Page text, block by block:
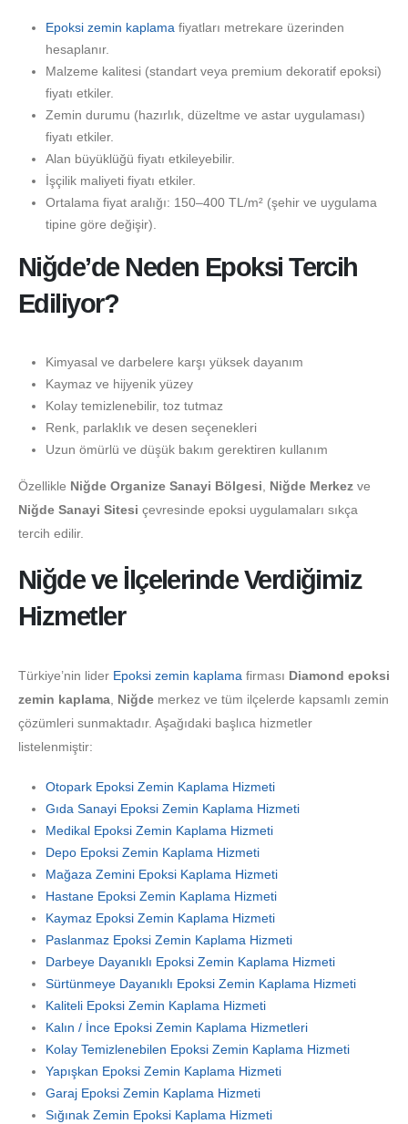
Epoksi zemin kaplama fiyatları metrekare üzerinden
hesaplanır.
Malzeme kalitesi (standart veya premium dekoratif epoksi)
fiyatı etkiler.
Zemin durumu (hazırlık, düzeltme ve astar uygulaması)
fiyatı etkiler.
Alan büyüklüğü fiyatı etkileyebilir.
İşçilik maliyeti fiyatı etkiler.
Ortalama fiyat aralığı: 150–400 TL/m² (şehir ve uygulama
tipine göre değişir).
Niğde’de Neden Epoksi Tercih
Ediliyor?
Kimyasal ve darbelere karşı yüksek dayanım
Kaymaz ve hijyenik yüzey
Kolay temizlenebilir, toz tutmaz
Renk, parlaklık ve desen seçenekleri
Uzun ömürlü ve düşük bakım gerektiren kullanım
Özellikle Niğde Organize Sanayi Bölgesi Niğde Merkez ve
Niğde Sanayi Sitesi çevresinde epoksi uygulamaları sıkça
tercih edilir.
Niğde ve İlçelerinde Verdiğimiz
Hizmetler
Türkiye’nin lider Epoksi zemin kaplama firması Diamond epoksi
zemin kaplama, Niğde merkez ve tüm ilçelerde kapsamlı zemin
çözümleri sunmaktadır. Aşağıdaki başlıca hizmetler
listelenmiştir:
Otopark Epoksi Zemin Kaplama Hizmeti
Gıda Sanayi Epoksi Zemin Kaplama Hizmeti
Medikal Epoksi Zemin Kaplama Hizmeti
Depo Epoksi Zemin Kaplama Hizmeti
Mağaza Zemini Epoksi Kaplama Hizmeti
Hastane Epoksi Zemin Kaplama Hizmeti
Kaymaz Epoksi Zemin Kaplama Hizmeti
Paslanmaz Epoksi Zemin Kaplama Hizmeti
Darbeye Dayanıklı Epoksi Zemin Kaplama Hizmeti
Sürtünmeye Dayanıklı Epoksi Zemin Kaplama Hizmeti
Kaliteli Epoksi Zemin Kaplama Hizmeti
Kalın / İnce Epoksi Zemin Kaplama Hizmetleri
Kolay Temizlenebilen Epoksi Zemin Kaplama Hizmeti
Yapışkan Epoksi Zemin Kaplama Hizmeti
Garaj Epoksi Zemin Kaplama Hizmeti
Sığınak Zemin Epoksi Kaplama Hizmeti